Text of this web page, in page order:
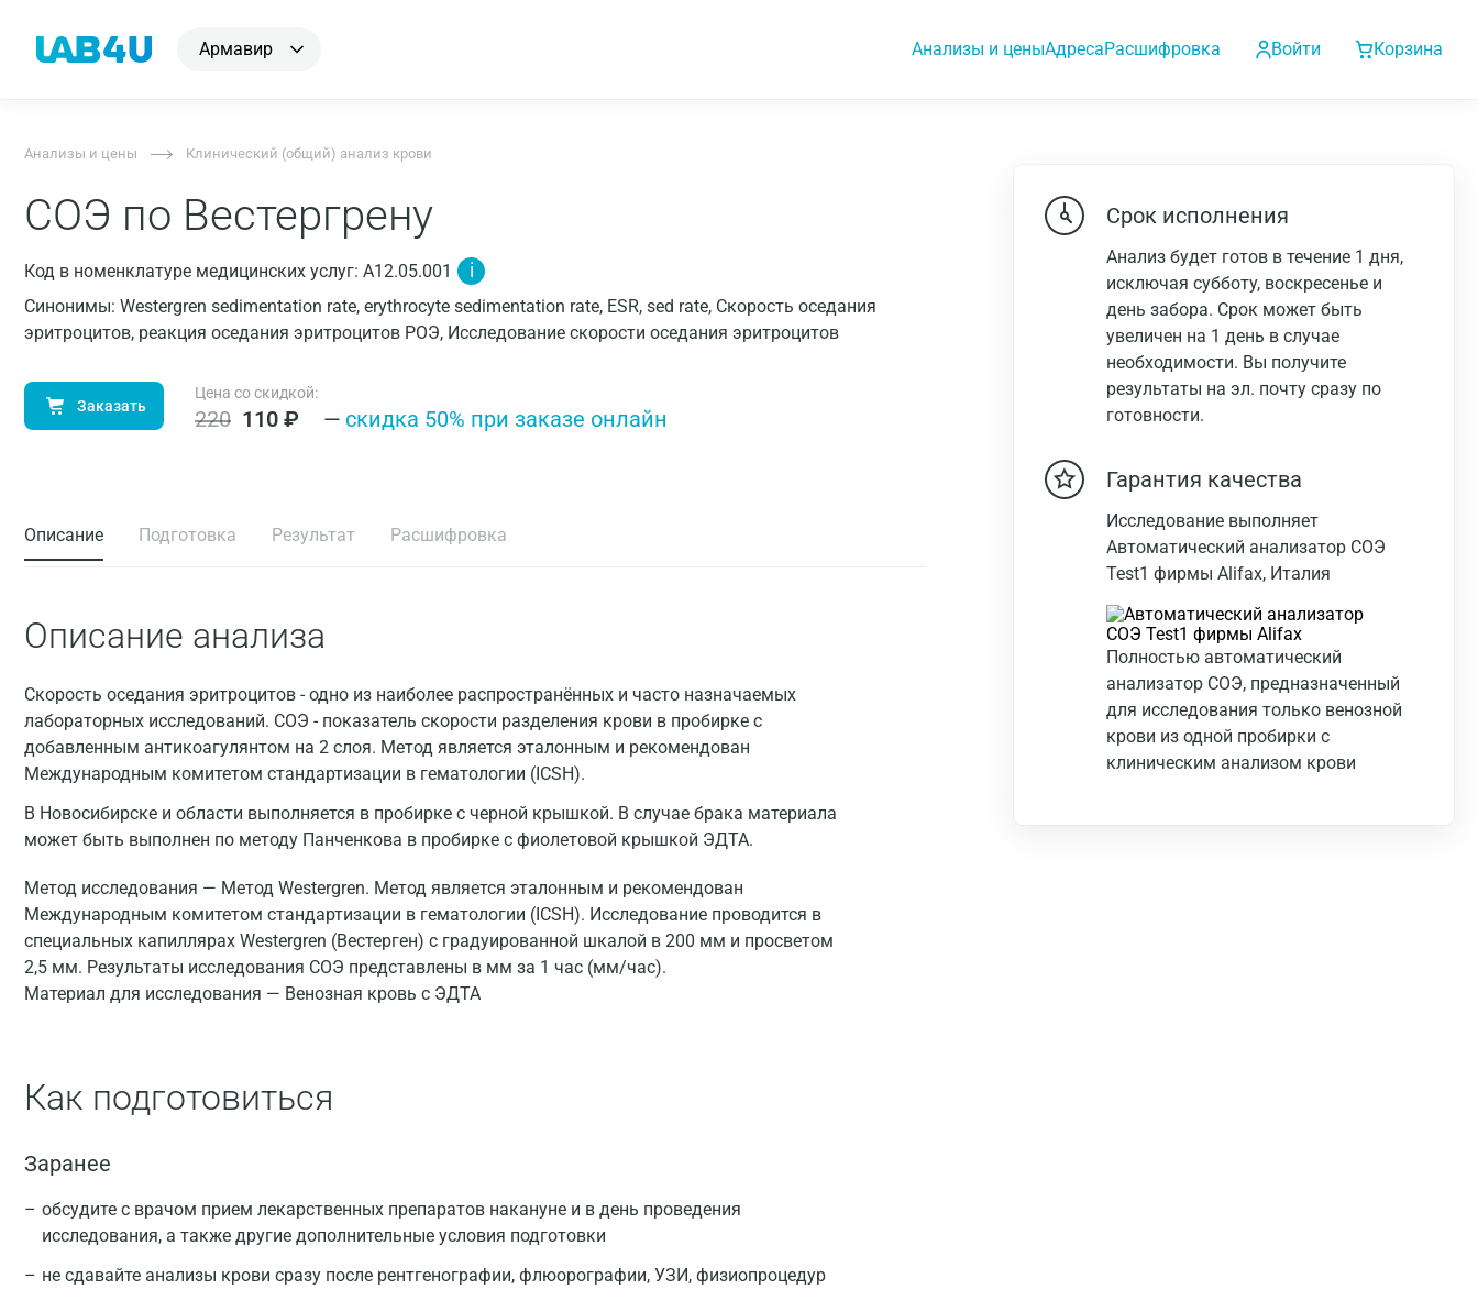
Армавир Анализы и ценыАдресаРасшифровка Войти Корзина
Анализы и цены Клинический (общий) анализ крови
СОЭ по Вестергрену
Код в номенклатуре медицинских услуг: A12.05.001 i
Синонимы: Westergren sedimentation rate, erythrocyte sedimentation rate, ESR, sed rate, Скорость оседания
эритроцитов, реакция оседания эритроцитов РОЭ, Исследование скорости оседания эритроцитов
Заказать
Цена со скидкой:
220 110 ₽ — cкидка 50% при заказе онлайн
Описание Подготовка Результат Расшифровка
Описание анализа
Скорость оседания эритроцитов - одно из наиболее распространённых и часто назначаемых
лабораторных исследований. СОЭ - показатель скорости разделения крови в пробирке с
добавленным антикоагулянтом на 2 слоя. Метод является эталонным и рекомендован
Международным комитетом стандартизации в гематологии (ICSH).
В Новосибирске и области выполняется в пробирке с черной крышкой. В случае брака материала
может быть выполнен по методу Панченкова в пробирке с фиолетовой крышкой ЭДТА.
Метод исследования — Метод Westergren. Метод является эталонным и рекомендован
Международным комитетом стандартизации в гематологии (ICSH). Исследование проводится в
специальных капиллярах Westergren (Вестерген) с градуированной шкалой в 200 мм и просветом
2,5 мм. Результаты исследования СОЭ представлены в мм за 1 час (мм/час).
Материал для исследования — Венозная кровь с ЭДТА
Как подготовиться
Заранее
обсудите с врачом прием лекарственных препаратов накануне и в день проведения
исследования, а также другие дополнительные условия подготовки
не сдавайте анализы крови сразу после рентгенографии, флюорографии, УЗИ, физиопроцедур
Срок исполнения
Анализ будет готов в течение 1 дня,
исключая субботу, воскресенье и
день забора. Срок может быть
увеличен на 1 день в случае
необходимости. Вы получите
результаты на эл. почту сразу по
готовности.
Гарантия качества
Исследование выполняет
Автоматический анализатор СОЭ
Test1 фирмы Alifax, Италия
Полностью автоматический
анализатор СОЭ, предназначенный
для исследования только венозной
крови из одной пробирки с
клиническим анализом крови